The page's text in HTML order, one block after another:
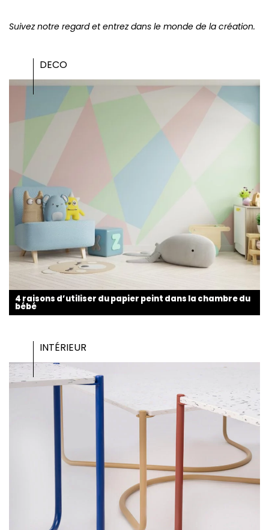
Suivez notre regard et entrez dans le monde de la création.
DECO
4 raisons d’utiliser du papier peint dans la chambre du
bébé
INTÉRIEUR